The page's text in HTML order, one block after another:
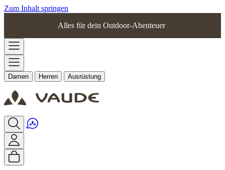
Zum Inhalt springen
Alles für dein Outdoor-Abenteuer
Damen Herren Ausrüstung